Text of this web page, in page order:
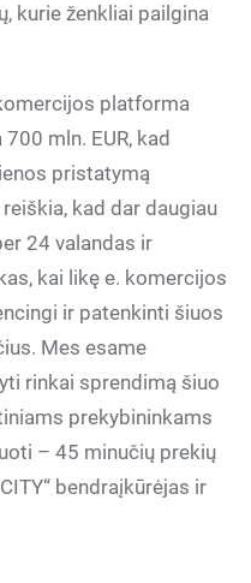
kurie ženkliai pailgina
platforma
mln. EUR, kad
pristatymą
kad dar daugiau
24 valandas ir
kai likę e. komercijos
ir patenkinti šiuos
Mes esame
rinkai sprendimą šiuo
prekybininkams
– 45 minučių prekių
bendraįkūrėjas ir